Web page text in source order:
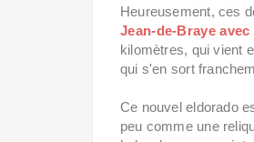
Heureusement, ces
Jean-de-Braye
kilomètres, qui vient
qui s'en sort
Ce nouvel eldorado
peu comme une